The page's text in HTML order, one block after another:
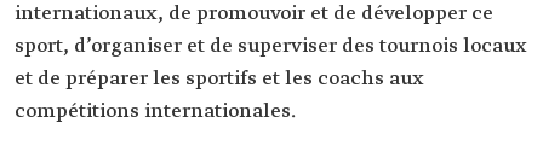
internationaux, de promouvoir et de développer ce
sport, d’organiser et de superviser des tournois locaux
et de préparer les sportifs et les coachs aux
compétitions internationales.